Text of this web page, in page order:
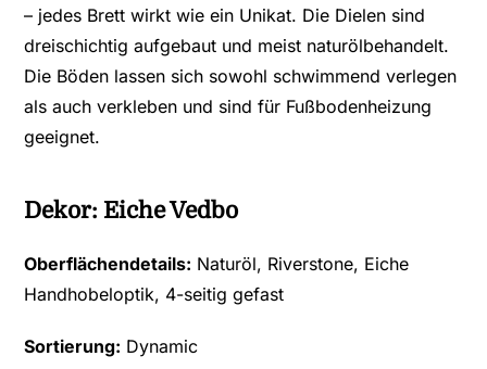
– jedes Brett wirkt wie ein Unikat. Die Dielen sind
dreischichtig aufgebaut und meist naturölbehandelt.
Die Böden lassen sich sowohl schwimmend verlegen
als auch verkleben und sind für Fußbodenheizung
geeignet.
Dekor: Eiche Vedbo
Oberflächendetails: Naturöl, Riverstone, Eiche
Handhobeloptik, 4-seitig gefast
Sortierung: Dynamic